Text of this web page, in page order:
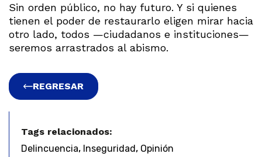
Sin orden público, no hay futuro. Y si quienes
tienen el poder de restaurarlo eligen mirar hacia
otro lado, todos —ciudadanos e instituciones—
seremos arrastrados al abismo.
REGRESAR
Tags relacionados:
Delincuencia, Inseguridad, Opinión